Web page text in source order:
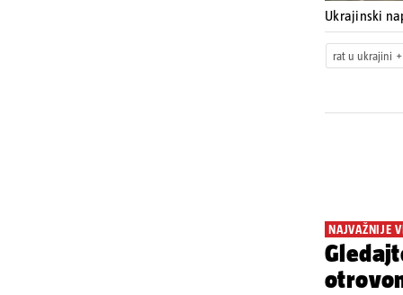
Ukrajinski
rat u ukrajini
NAJVAŽNIJE